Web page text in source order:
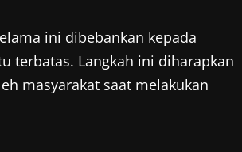
ini dibebankan kepada
terbatas. Langkah ini diharapkan
masyarakat saat melakukan